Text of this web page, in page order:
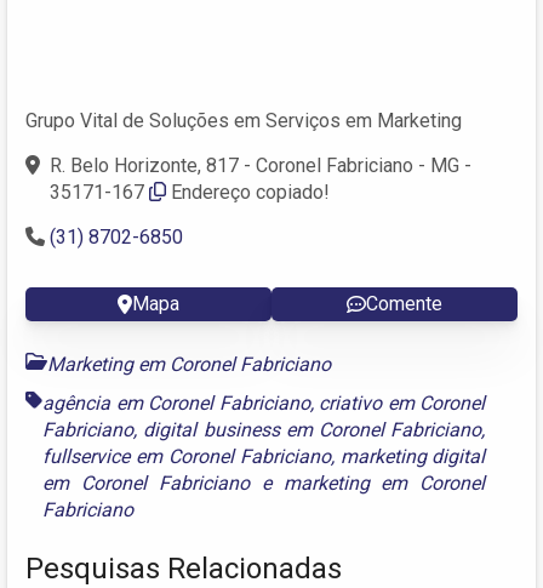
Grupo Vital de Soluções em Serviços em Marketing
R. Belo Horizonte, 817 - Coronel Fabriciano - MG -
35171-167‎
Endereço copiado!
(31) 8702-6850
Mapa Comente
Marketing em Coronel Fabriciano
agência em Coronel Fabriciano, criativo em Coronel
Fabriciano, digital business em Coronel Fabriciano,
fullservice em Coronel Fabriciano, marketing digital
em Coronel Fabricianoe marketing em Coronel
Fabriciano
Pesquisas Relacionadas